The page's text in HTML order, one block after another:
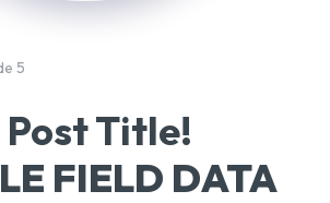
5
Title!
FIELD DATA